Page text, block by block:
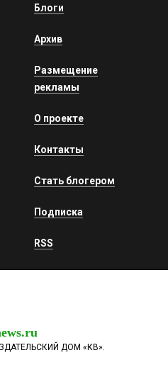
Блоги
Архив
Размещение
рекламы
О проекте
Контакты
Стать блогером
Подписка
RSS
ДОМ «КВ».